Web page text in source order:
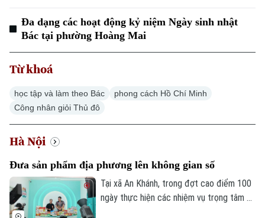
Đa dạng các hoạt động kỷ niệm Ngày sinh nhật
Bác tại phường Hoàng Mai
Từ khoá
học tập và làm theo Bác
phong cách Hồ Chí Minh
Công nhân giỏi Thủ đô
Hà Nội
Đưa sản phẩm địa phương lên không gian số
Tại xã An Khánh, trong đợt cao điểm 100
ngày thực hiện các nhiệm vụ trọng tâm về